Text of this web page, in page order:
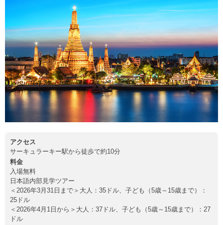
アクセス
サーキュラーキー駅から徒歩で約10分
料金
入場無料
日本語内部見学ツアー
＜2026年3月31日まで＞大人：35ドル、子ども（5歳～15歳まで）：
25ドル
＜2026年4月1日から＞大人：37ドル、子ども（5歳～15歳まで）：27
ドル